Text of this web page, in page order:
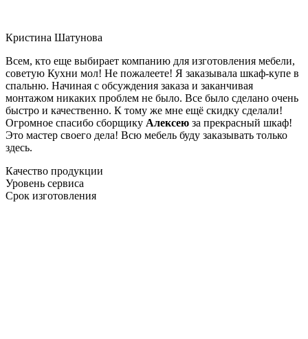
Кристина Шатунова
Всем, кто еще выбирает компанию для изготовления мебели,
советую Кухни мол! Не пожалеете! Я заказывала шкаф-купе в
спальню. Начиная с обсуждения заказа и заканчивая
монтажом никаких проблем не было. Все было сделано очень
быстро и качественно. К тому же мне ещё скидку сделали!
Огромное спасибо сборщику Алексею за прекрасный шкаф!
Это мастер своего дела! Всю мебель буду заказывать только
здесь.
Качество продукции
Уровень сервиса
Срок изготовления